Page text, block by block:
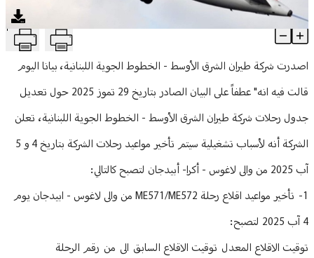
منوعات
طيران الشرق الأوسط تعدّل مواعيد هذه الرحلات T
Article Content
اصدرت شركة طيران الشرق الأوسط - الخطوط الجوية اللبنانية، بيانا اليوم
قالت فيه انه" عطفاً على البيان الصادر بتاريخ 29 تموز 2025 حول تعديل
جدول رحلات شركة طيران الشرق الأوسط - الخطوط الجوية اللبنانية، تعلن
الشركة أنه لأسباب تشغيلية سيتم تأخير مواعيد رحلات الشركة بتاريخ 4 و 5
آب 2025 من والى لاغوس - أكرا- أبيدجان لتصبح كالتالي:
1- تأخير مواعيد اقلاع رحلة ME571/ME572 من والى لاغوس - ابيدجان يوم
4 آب 2025 لتصبح:
توقيت الاقلاع المعدل توقيت الاقلاع السابق الى من رقم الرحلة